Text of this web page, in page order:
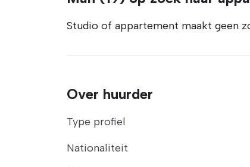
Studio of appartement maakt geen
Over huurder
Type profiel
Nationaliteit